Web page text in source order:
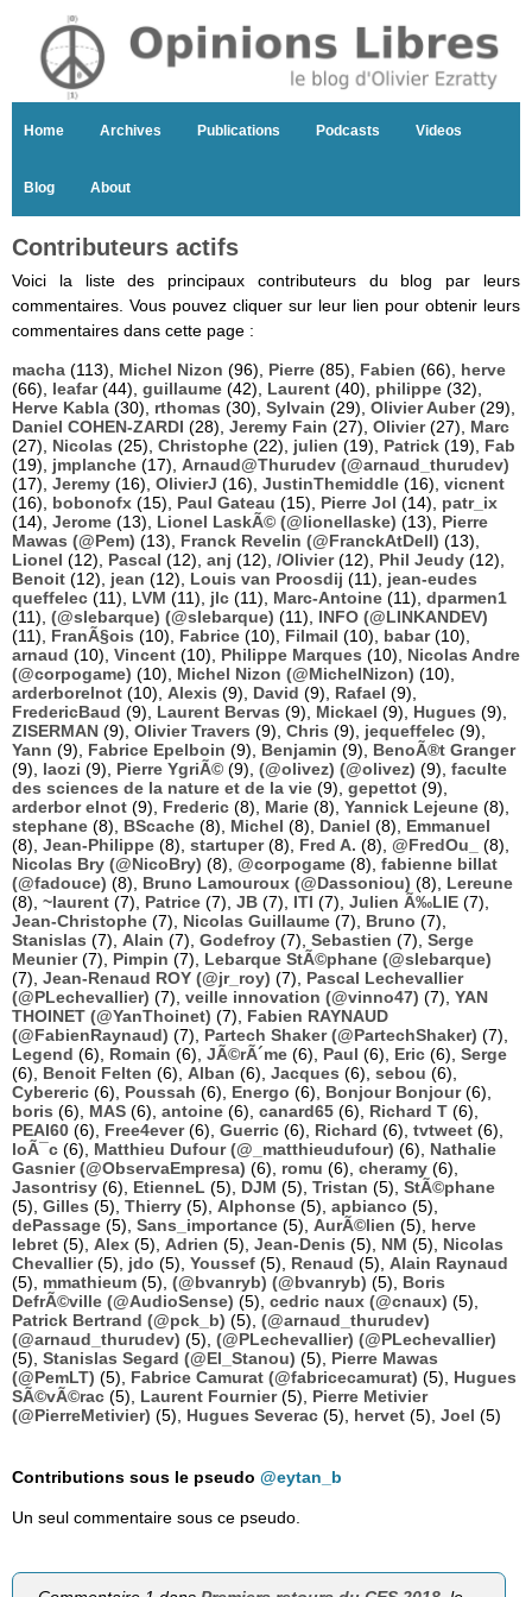
Home Archives Publications Podcasts Videos
Blog About
Contributeurs actifs
Voici la liste des principaux contributeurs du blog par leurs
commentaires. Vous pouvez cliquer sur leur lien pour obtenir leurs
commentaires dans cette page :
macha (113), Michel Nizon (96), Pierre (85), Fabien (66), herve
(66), leafar(44), guillaume (42), Laurent (40), philippe (32),
Herve Kabla (30), rthomas (30), Sylvain (29), Olivier Auber(29),
Daniel COHEN-ZARDI (28), Jeremy Fain (27), Olivier(27), Marc
(27), Nicolas (25), Christophe (22), julien (19), Patrick (19), Fab
(19), jmplanche (17), Arnaud@Thurudev (@arnaud_thurudev)
(17), Jeremy (16), OlivierJ (16), JustinThemiddle (16), vicnent
(16), bobonofx (15), Paul Gateau (15), Pierre Jol (14), patr_ix
(14), Jerome (13), Lionel LaskÃ© (@lionellaske) (13), Pierre
Mawas (@Pem) (13), Franck Revelin (@FranckAtDell) (13),
Lionel (12), Pascal (12), anj (12), /Olivier(12), Phil Jeudy (12),
Benoit (12), jean (12), Louis van Proosdij (11), jean-eudes
queffelec (11), LVM (11), jlc (11), Marc-Antoine (11), dparmen1
(11), (@slebarque) (@slebarque) (11), INFO (@LINKANDEV)
(11), FranÃ§ois (10), Fabrice (10), Filmail (10), babar(10),
arnaud (10), Vincent (10), Philippe Marques (10), Nicolas Andre
(@corpogame) (10), Michel Nizon (@MichelNizon) (10),
arderborelnot (10), Alexis (9), David (9), Rafael (9),
FredericBaud (9), Laurent Bervas (9), Mickael (9), Hugues (9),
ZISERMAN (9), Olivier Travers (9), Chris (9), jequeffelec (9),
Yann (9), Fabrice Epelboin (9), Benjamin (9), BenoÃ®t Granger
(9), laozi (9), Pierre YgriÃ© (9), (@olivez) (@olivez) (9), faculte
des sciences de la nature et de la vie (9), gepettot (9),
arderbor elnot (9), Frederic (8), Marie (8), Yannick Lejeune (8),
stephane (8), BScache (8), Michel (8), Daniel (8), Emmanuel
(8), Jean-Philippe (8), startuper(8), Fred A. (8), @FredOu_
(8),
Nicolas Bry (@NicoBry) (8), @corpogame (8), fabienne billat
(@fadouce) (8), Bruno Lamouroux (@Dassoniou) (8), Lereune
(8), ~laurent (7), Patrice (7), JB (7), ITI (7), Julien Ã‰LIE (7),
Jean-Christophe (7), Nicolas Guillaume (7), Bruno (7),
Stanislas (7), Alain (7), Godefroy (7), Sebastien (7), Serge
Meunier(7), Pimpin (7), Lebarque StÃ©phane (@slebarque)
(7), Jean-Renaud ROY (@jr_roy) (7), Pascal Lechevallier
(@PLechevallier) (7), veille innovation (@vinno47) (7), YAN
THOINET (@YanThoinet) (7), Fabien RAYNAUD
(@FabienRaynaud) (7), Partech Shaker (@PartechShaker) (7),
Legend (6), Romain (6), JÃ©rÃ´me (6), Paul (6), Eric (6), Serge
(6), Benoit Felten (6), Alban (6), Jacques (6), sebou (6),
Cybereric (6), Poussah (6), Energo (6), Bonjour Bonjour(6),
boris (6), MAS (6), antoine (6), canard65 (6), Richard T (6),
PEAI60 (6), Free4ever(6), Guerric (6), Richard (6), tvtweet (6),
loÃ¯c (6), Matthieu Dufour (@_matthieudufour) (6), Nathalie
Gasnier (@ObservaEmpresa) (6), romu (6), cheramy (6),
Jasontrisy (6), EtienneL (5), DJM (5), Tristan (5), StÃ©phane
(5), Gilles (5), Thierry (5), Alphonse (5), apbianco (5),
dePassage (5), Sans_importance (5), AurÃ©lien (5), herve
lebret (5), Alex (5), Adrien (5), Jean-Denis (5), NM (5), Nicolas
Chevallier(5), jdo (5), Youssef (5), Renaud (5), Alain Raynaud
(5), mmathieum (5), (@bvanryb) (@bvanryb) (5), Boris
DefrÃ©ville (@AudioSense) (5), cedric naux (@cnaux) (5),
Patrick Bertrand (@pck_b) (5), (@arnaud_thurudev)
(@arnaud_thurudev) (5), (@PLechevallier) (@PLechevallier)
(5), Stanislas Segard (@El_Stanou) (5), Pierre Mawas
(@PemLT) (5), Fabrice Camurat (@fabricecamurat) (5), Hugues
SÃ©vÃ©rac (5), Laurent Fournier(5), Pierre Metivier
(@PierreMetivier) (5), Hugues Severac (5), hervet (5), Joel (5)
Contributions sous le pseudo @eytan_b
Un seul commentaire sous ce pseudo.